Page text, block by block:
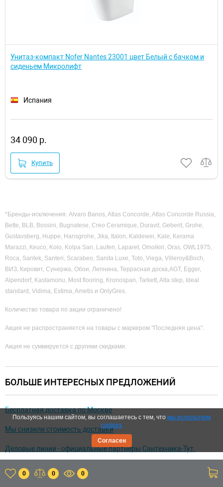
Унитаз-компакт Nofer Nantes 23001 цвет Белый с бачком и
сиденьем Микролифт
Испания
34 090 р.
Купить
*Бренды-исключения: Alvaro Banos, Atlas Concorde, Atlas Concorde Russia,
Bette, BLB, Bossini, Bugnatese, Creo Ceramique, Duravit, Geberit, Grohe,
Gustavsberg, Huppe, Hansgrohe, Jika, Italon, Kaldewei, Kale, Kerama
Marazzi, Кeuco, Kolo, Kolpa San, Laufen, Laparet, Omoikiri, Oras, OWL1975,
Roca, Santek, Santeri, Scarabeo, Sanita Luxe, Toto, Viega, Villeroy&Boch,
ВИЗ, Кировит, Сунержа, Обои, Лепнина, Террасная доска,AGT, Egger,
Alpendorf, Kastamonu, Most flooring, Kronospan, Tarkett, Alta step, Ideal
standard, Vidima, Estima, Ametis и OnlyGres.
Количество товара по акции ограничено!
Акция не распространяется на товары с маркером "Последняя цена".
Акция не суммируется с другими скидками.
БОЛЬШЕ ИНТЕРЕСНЫХ ПРЕДЛОЖЕНИЙ
Бесплатная доставка по Москве
Мы снизили стоимость доставки
Деловые линии - официальные партнеры Сантехника-Тут.
AM.PM - Ванные комнаты, которым можно доверять!
0 0 0
Пользуясь нашим сайтом, вы соглашаетесь с тем, что мы используем
cookies
Согласен